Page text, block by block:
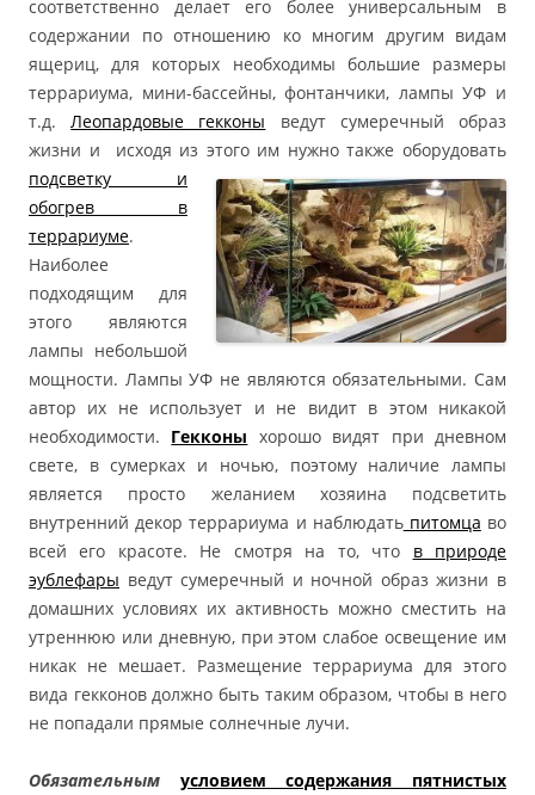
соответственно делает его более универсальным в
содержании по отношению ко многим другим видам
ящериц, для которых необходимы большие размеры
террариума, мини-бассейны, фонтанчики, лампы УФ и
т.д.Леопардовые гекконы ведут сумеречный образ
жизни и исходя из этого им нужно также оборудовать
подсветку и
обогрев в
террариуме.
Наиболее
подходящим для
этого являются
лампы небольшой
мощности. Лампы УФ не являются обязательными. Сам
автор их не использует и не видит в этом никакой
необходимости. Гекконы хорошо видят при дневном
свете, в сумерках и ночью, поэтому наличие лампы
является просто желанием хозяина подсветить
внутренний декор террариума и наблюдатьпитомца во
всей его красоте. Не смотря на то, что в природе
эублефары ведут сумеречный и ночной образ жизни в
домашних условиях их активность можно сместить на
утреннюю или дневную, при этом слабое освещение им
никак не мешает. Размещение террариума для этого
вида гекконов должно быть таким образом, чтобы в него
не попадали прямые солнечные лучи.
Обязательным условием содержания пятнистых